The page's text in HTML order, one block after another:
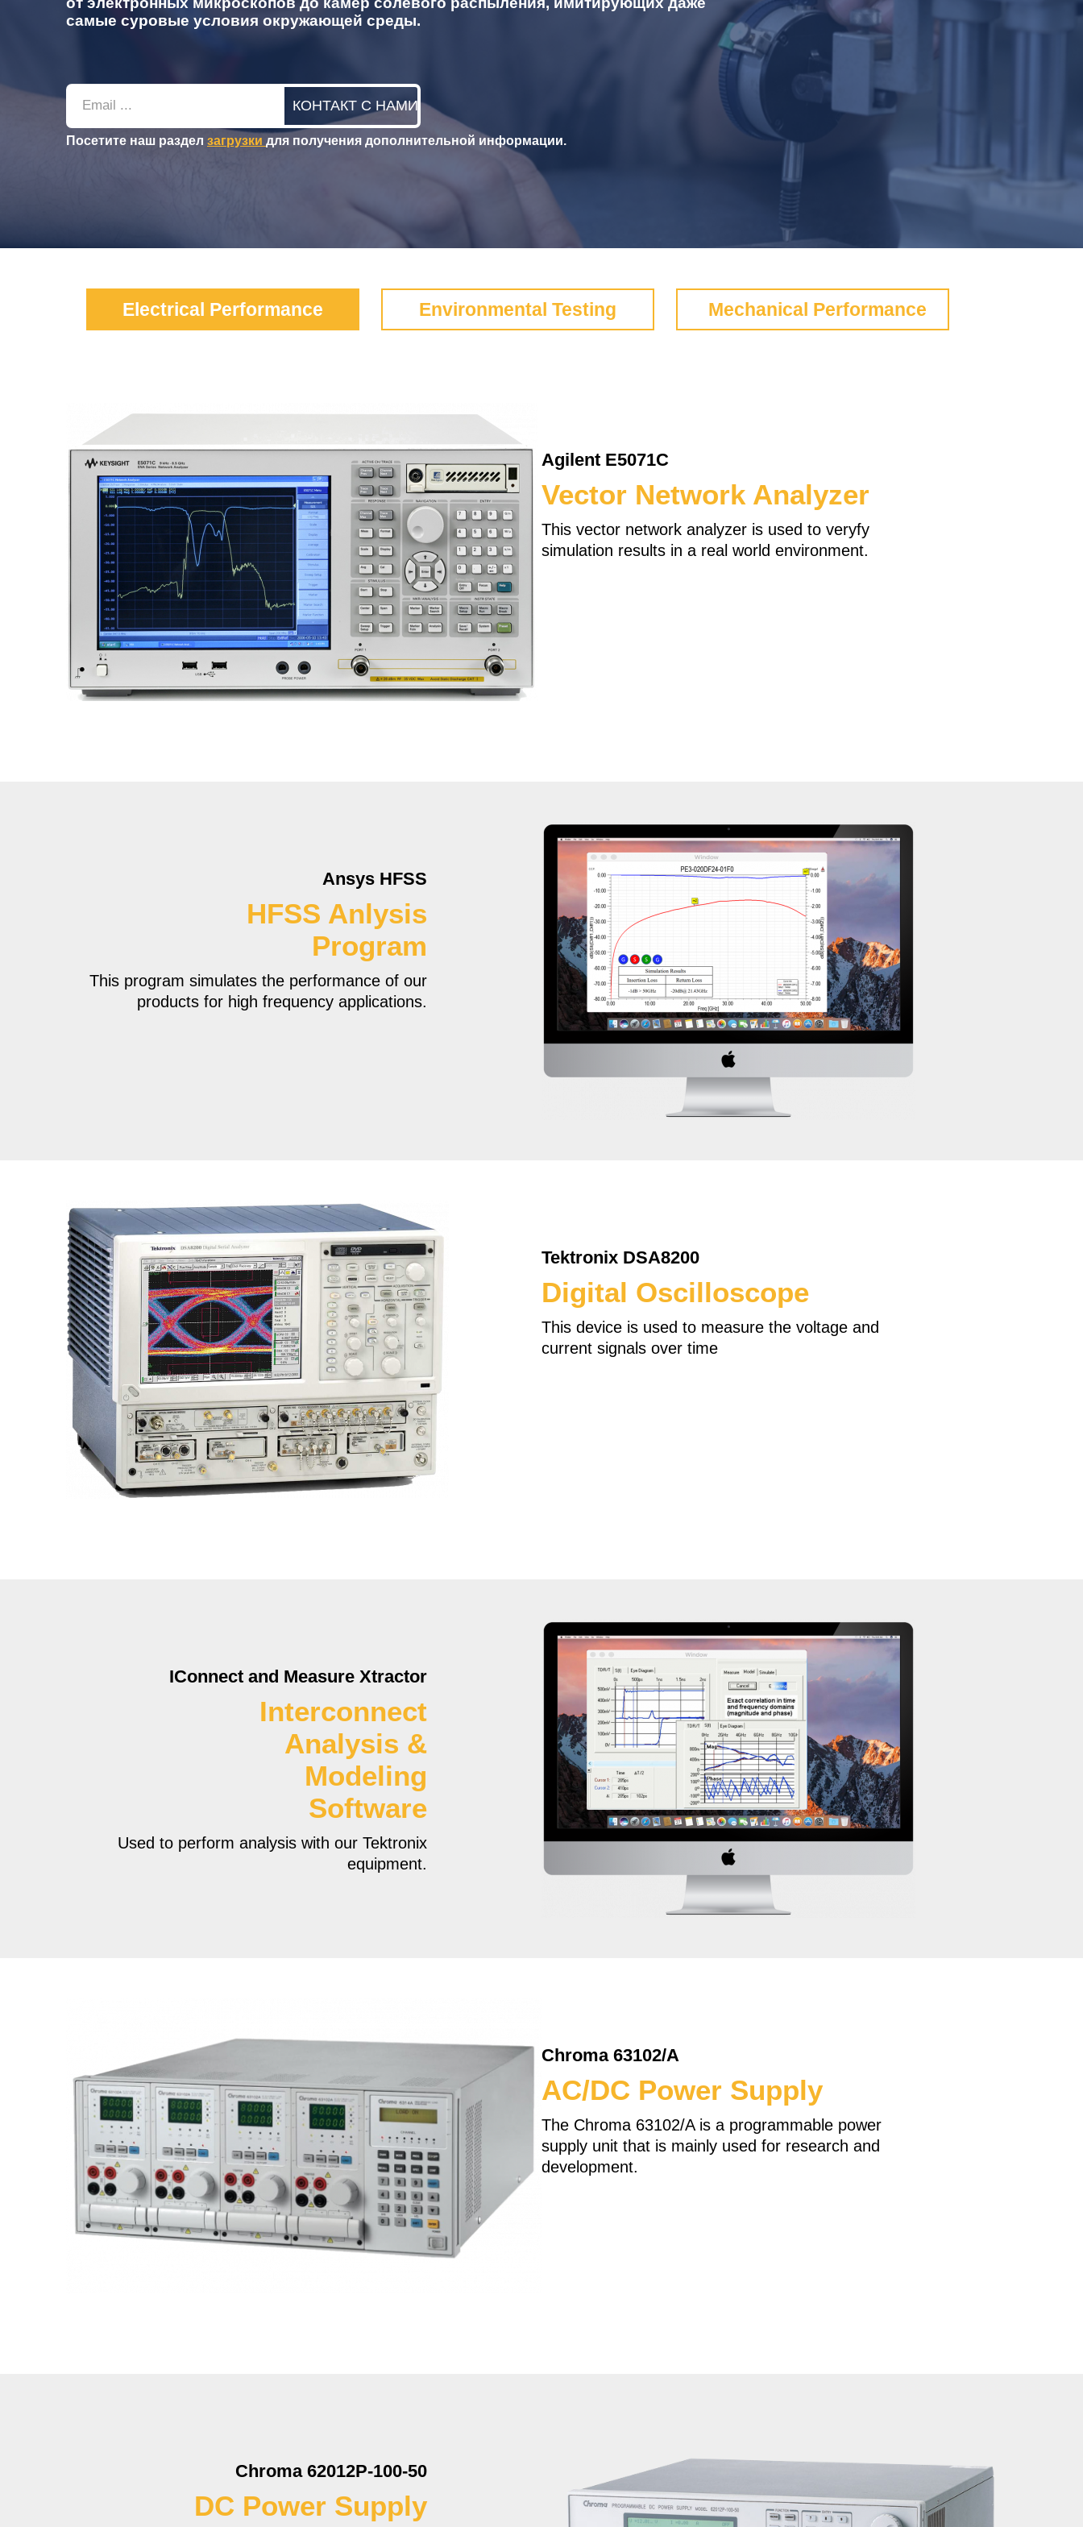
самые суровые условия окружающей среды.
Email
КОНТАКТ С НАМИ
Посетите наш раздел загрузки для получения дополнительной информации.
Electrical Performance Environmental Testing Mechanical Performance
Agilent E5071C
Vector Network Analyzer
This vector network analyzer is used to veryfy
simulation results in a real world environment.
Ansys HFSS
HFSS Anlysis
Program
This program simulates the performance of our
products for high frequency applications.
Tektronix DSA8200
Digital Oscilloscope
This device is used to measure the voltage and
current signals over time
IConnect and Measure Xtractor
Interconnect
Analysis &
Modeling
Software
Used to perform analysis with our Tektronix
equipment.
Chroma 63102/A
AC/DC Power Supply
The Chroma 63102/A is a programmable power
supply unit that is mainly used for research and
development.
Chroma 62012P-100-50
DC Power Supply